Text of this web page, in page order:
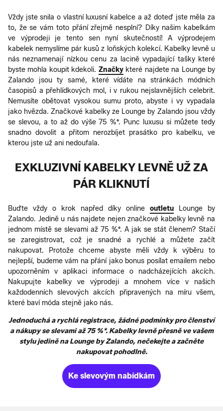
Vždy jste snila o vlastní luxusní kabelce a až doteď jste měla za
to, že se vám toto přání zřejmě nesplní? Díky našim kabelkám
ve výprodeji je tento sen nyní skutečností! A výprodejem
kabelek nemyslíme pár kusů z loňských kolekcí. Kabelky levně u
nás neznamenají nízkou cenu za lacině vypadající tašky které
byste mohla koupit kdekoli. Značkykteré najdete na Lounge by
Zalando jsou ty samé, které vídáte na stránkách módních
časopisů a přehlídkových mol, i v rukou nejslavnějších celebrit.
Nemusíte obětovat vysokou sumu proto, abyste i vy vypadala
jako hvězda. Značkové kabelky ze Lounge by Zalando jsou vždy
se slevou, a to až do výše 75 %*. Punc luxusu si můžete tedy
snadno dovolit a přitom nerozbíjet prasátko pro kabelku, ve
kterou jste už ani nedoufala.
EXKLUZIVNÍ KABELKY LEVNĚ UŽ ZA
PÁR KLIKNUTÍ
Buďte vždy o krok napřed díky online outletu Lounge by
Zalando. Jedině u nás najdete nejen značkové kabelky levně na
jednom místě se slevami až 75 %*. A jak se stát členem? Stačí
se zaregistrovat, což je snadné a rychlé a můžete začít
nakupovat. Protože chceme abyste měli vždy k výběru to
nejlepší, budeme vám na přání jako bonus posílat emailem nebo
upozorněním v aplikaci informace o nadcházejících akcích.
Nakupujte kabelky ve výprodeji a mnohem více v našich
každodenních slevových akcích připravených na míru všem,
které baví móda stejně jako nás.
Jednoduchá a rychlá registrace, žádné podmínky pro členství
a nákupy se slevami až 75 %*. Kabelky levně přesně ve vašem
stylu jedině na Lounge by Zalando, nečekejte a začněte
nakupovat pohodlně.
Ke slevovým nabídkám